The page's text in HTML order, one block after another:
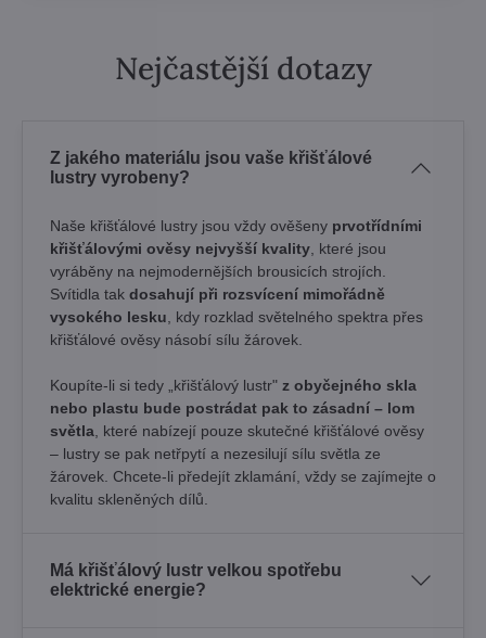
Nejčastější dotazy
Z jakého materiálu jsou vaše křišťálové
lustry vyrobeny?
Naše křišťálové lustry jsou vždy ověšeny prvotřídními
křišťálovými ověsy nejvyšší kvality , které jsou
vyráběny na nejmodernějších brousicích strojích.
Svítidla tak dosahují při rozsvícení mimořádně
vysokého lesku , kdy rozklad světelného spektra přes
křišťálové ověsy násobí sílu žárovek. ​
Koupíte-li si tedy „křišťálový lustr" z obyčejného skla
nebo plastu bude postrádat pak to zásadní – lom
světla , které nabízejí pouze skutečné křišťálové ověsy
– lustry se pak netřpytí a nezesilují sílu světla ze
žárovek. Chcete-li předejít zklamání, vždy se zajímejte o
kvalitu skleněných dílů.
Má křišťálový lustr velkou spotřebu
elektrické energie?